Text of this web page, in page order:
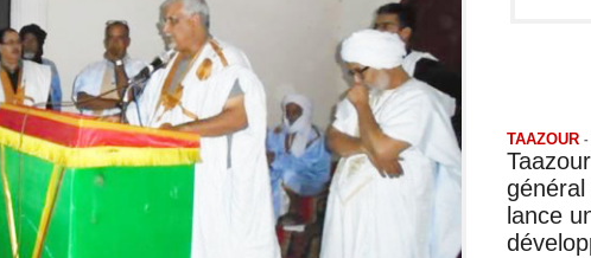
TAAZOUR -
lance